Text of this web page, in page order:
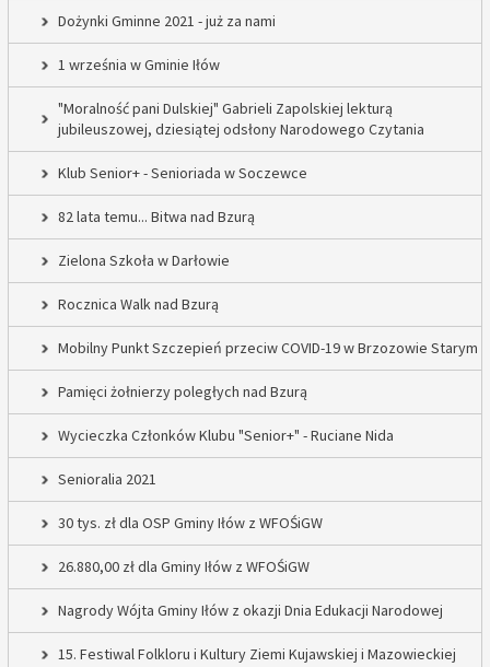
Dożynki Gminne 2021 - już za nami
1 września w Gminie Iłów
"Moralność pani Dulskiej" Gabrieli Zapolskiej lekturą
jubileuszowej, dziesiątej odsłony Narodowego Czytania
Klub Senior+ - Senioriada w Soczewce
82 lata temu... Bitwa nad Bzurą
Zielona Szkoła w Darłowie
Rocznica Walk nad Bzurą
Mobilny Punkt Szczepień przeciw COVID-19 w Brzozowie Starym
Pamięci żołnierzy poległych nad Bzurą
Wycieczka Członków Klubu "Senior+" - Ruciane Nida
Senioralia 2021
30 tys. zł dla OSP Gminy Iłów z WFOŚiGW
26.880,00 zł dla Gminy Iłów z WFOŚiGW
Nagrody Wójta Gminy Iłów z okazji Dnia Edukacji Narodowej
15. Festiwal Folkloru i Kultury Ziemi Kujawskiej i Mazowieckiej